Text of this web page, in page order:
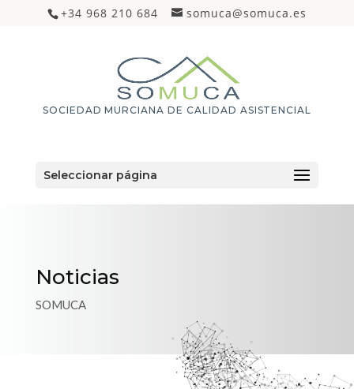
+34 968 210 684 somuca@somuca.es
SOCIEDAD MURCIANA DE CALIDAD ASISTENCIAL
Seleccionar página
Noticias
SOMUCA